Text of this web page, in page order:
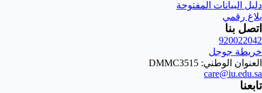
دليل البيانات المفتوحة
بلاغ رقمي
اتصل بنا
920022042
خريطة جوجل
العنوان الوطني: DMMC3515
care@iu.edu.sa
تابعنا